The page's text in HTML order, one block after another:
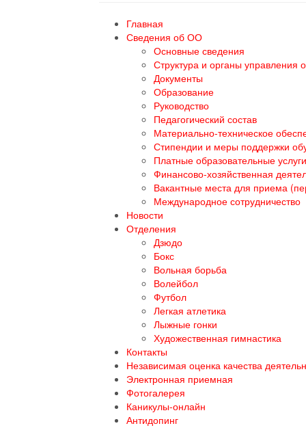
Главная
Сведения об ОО
Основные сведения
Структура и органы управления
Документы
Образование
Руководство
Педагогический состав
Материально-техническое
Стипендии и меры поддержки
Платные образовательные услуги
Финансово-хозяйственная
Вакантные места для приема
Международное сотрудничество
Новости
Отделения
Дзюдо
Бокс
Вольная борьба
Волейбол
Футбол
Легкая атлетика
Лыжные гонки
Художественная гимнастика
Контакты
Независимая оценка качества
Электронная приемная
Фотогалерея
Каникулы-онлайн
Антидопинг